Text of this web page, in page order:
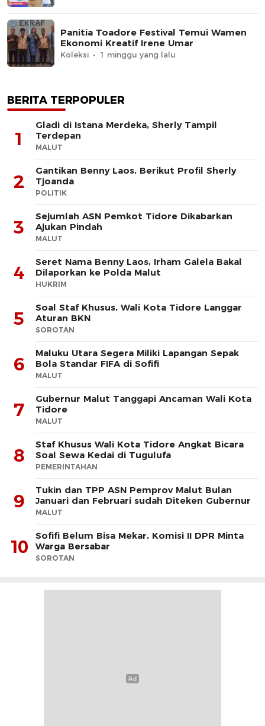
Panitia Toadore Festival Temui Wamen
Ekonomi Kreatif Irene Umar
Koleksi 1 minggu yang lalu
BERITA TERPOPULER
1
Gladi di Istana Merdeka, Sherly Tampil
Terdepan
MALUT
2
Gantikan Benny Laos, Berikut Profil Sherly
Tjoanda
POLITIK
3
Sejumlah ASN Pemkot Tidore Dikabarkan
Ajukan Pindah
MALUT
4
Seret Nama Benny Laos, Irham Galela Bakal
Dilaporkan ke Polda Malut
HUKRIM
5
Soal Staf Khusus, Wali Kota Tidore Langgar
Aturan BKN
SOROTAN
6
Maluku Utara Segera Miliki Lapangan Sepak
Bola Standar FIFA di Sofifi
MALUT
7
Gubernur Malut Tanggapi Ancaman Wali Kota
Tidore
MALUT
8
Staf Khusus Wali Kota Tidore Angkat Bicara
Soal Sewa Kedai di Tugulufa
PEMERINTAHAN
9
Tukin dan TPP ASN Pemprov Malut Bulan
Januari dan Februari sudah Diteken Gubernur
MALUT
10
Sofifi Belum Bisa Mekar, Komisi II DPR Minta
Warga Bersabar
SOROTAN